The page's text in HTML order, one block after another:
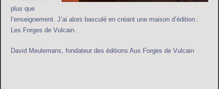
plus que
l’enseignement. J’ai alors basculé en créant une maison d’édition :
Les Forges de Vulcain.
David Meulemans, fondateur des éditions Aux Forges de Vulcain